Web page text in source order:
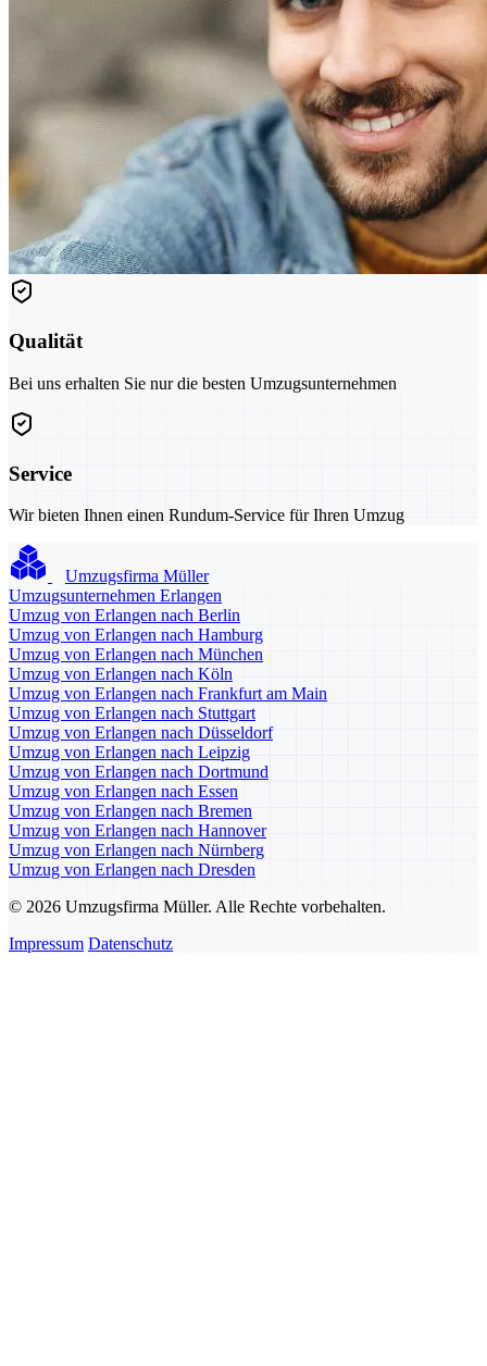
Qualität
Bei uns erhalten Sie nur die besten Umzugsunternehmen
Service
Wir bieten Ihnen einen Rundum-Service für Ihren Umzug
Umzugsfirma Müller
Umzugsunternehmen Erlangen
Umzug von Erlangen nach Berlin
Umzug von Erlangen nach Hamburg
Umzug von Erlangen nach München
Umzug von Erlangen nach Köln
Umzug von Erlangen nach Frankfurt am Main
Umzug von Erlangen nach Stuttgart
Umzug von Erlangen nach Düsseldorf
Umzug von Erlangen nach Leipzig
Umzug von Erlangen nach Dortmund
Umzug von Erlangen nach Essen
Umzug von Erlangen nach Bremen
Umzug von Erlangen nach Hannover
Umzug von Erlangen nach Nürnberg
Umzug von Erlangen nach Dresden
© 2026 Umzugsfirma Müller. Alle Rechte vorbehalten.
Impressum Datenschutz